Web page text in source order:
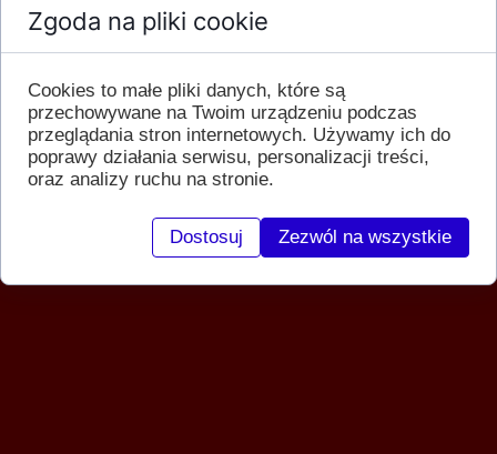
Szczurowskiemu, której w kategorii
+100 kg również wywalczył brąz!
Dzięki za wsparcie:
Rybnik.eu - Miasto Rybnik
Leon
MaxBud Centrum kostki brukowej
DB Cargo Polska
Rybnik.com.pl
Zgoda na pliki cookie
Cookies to małe pliki danych, które są
przechowywane na Twoim urządzeniu podczas
przeglądania stron internetowych. Używamy ich do
poprawy działania serwisu, personalizacji treści,
oraz analizy ruchu na stronie.
Dostosuj Zezwól na wszystkie